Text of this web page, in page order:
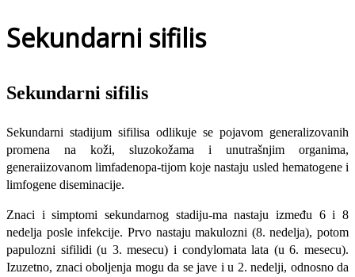
Sekundarni sifilis
Sekundarni sifilis
Sekundarni stadijum sifilisa odlikuje se pojavom generalizovanih
promena na koži, sluzokožama i unutrašnjim or­ganima,
generaiizovanom limfadenopa-tijom koje nastaju usled hematogene i
limfogene diseminacije.
Znaci i simptomi sekundarnog stadiju-ma nastaju između 6 i 8
nedelja posle in­fekcije. Prvo nastaju makulozni (8. nede­lja), potom
papulozni sifilidi (u 3. mesecu) i condylomata lata (u 6. mesecu).
Izu­zetno, znaci oboljenja mogu da se jave i u 2. nedelji, odnosno da